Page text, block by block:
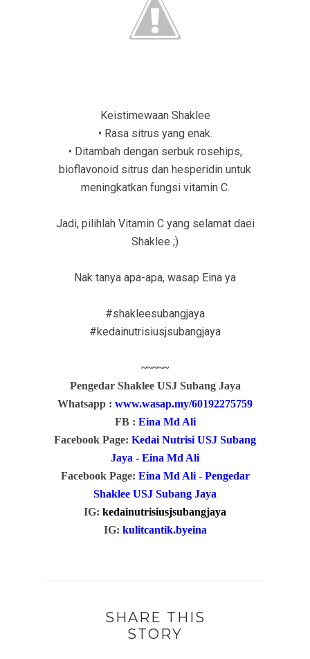
Keistimewaan Shaklee
• Rasa sitrus yang enak.
• Ditambah dengan serbuk rosehips,
bioflavonoid sitrus dan hesperidin untuk
meningkatkan fungsi vitamin C.
Jadi, pilihlah Vitamin C yang selamat daei
Shaklee ;)
Nak tanya apa-apa, wasap Eina ya
#shakleesubangjaya
#kedainutrisiusjsubangjaya
~~~~~
Pengedar Shaklee USJ Subang Jaya
Whatsapp : www.wasap.my/60192275759
FB : Eina Md Ali
Facebook Page: Kedai Nutrisi USJ Subang
Jaya - Eina Md Ali
Facebook Page: Eina Md Ali - Pengedar
Shaklee USJ Subang Jaya
IG: kedainutrisiusjsubangjaya
IG: kulitcantik.byeina
SHARE THIS
STORY